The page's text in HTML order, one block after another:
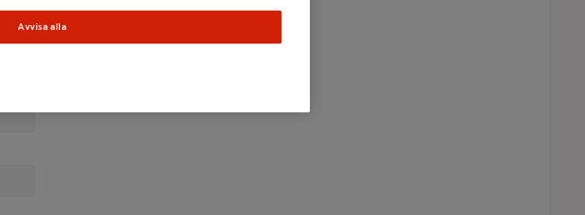
Avvisa alla